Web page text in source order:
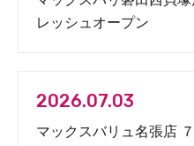
レッシュオープン
2026.07.03
マックスバリュ名張店